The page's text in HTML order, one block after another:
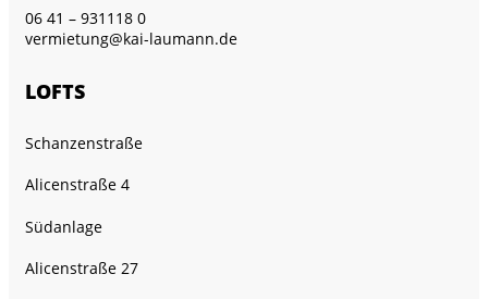
06 41 – 931118 0
vermietung@kai-laumann.de
LOFTS
Schanzenstraße
Alicenstraße 4
Südanlage
Alicenstraße 27